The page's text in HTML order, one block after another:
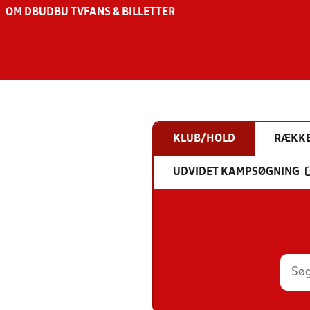
OM DBU DBU TV FANS & BILLETTER
KLUB/HOLD
UDVIDET KAMPSØGNING